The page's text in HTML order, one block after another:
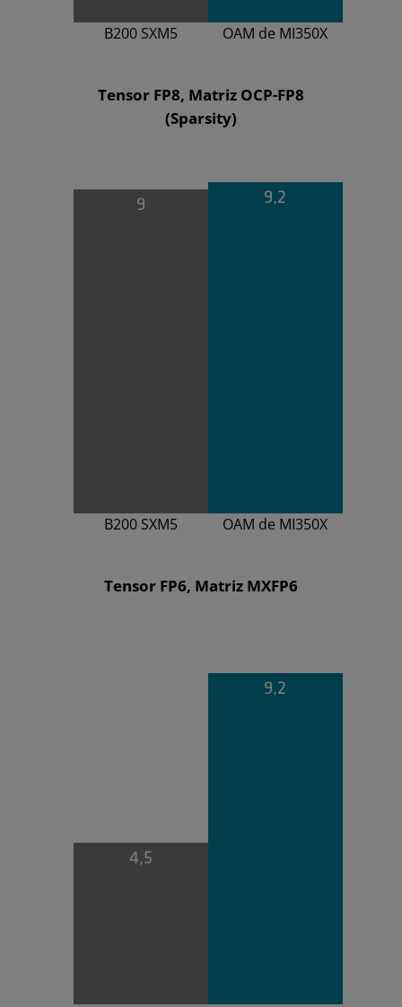
B200 SXM5 OAM de MI350X
Tensor FP8, Matriz OCP-FP8
(Sparsity)
9 9,2
B200 SXM5 OAM de MI350X
Tensor FP6, Matriz MXFP6
4,5
9,2